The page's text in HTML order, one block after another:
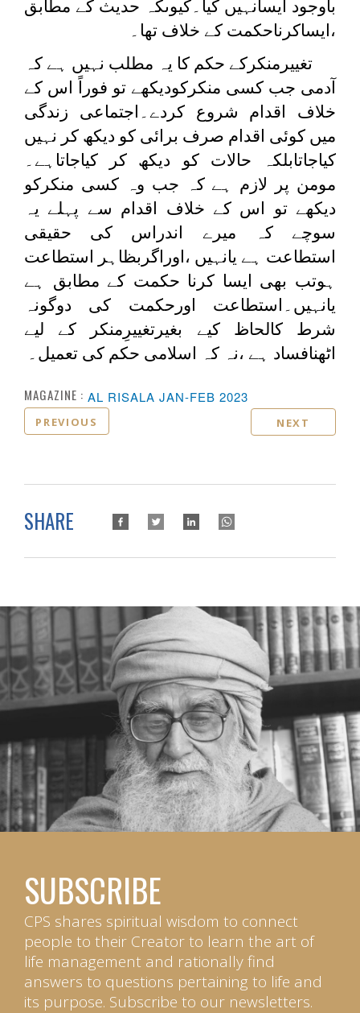
باوجود ایسانہیں کیا۔کیوںکہ حدیث کے مطابق
،ایساکرناحکمت کے خلاف تھا۔
تغییرمنکرکے حکم کا یہ مطلب نہیں ہے کہ
آدمی جب کسی منکرکودیکھے تو فوراً اس کے
خلاف اقدام شروع کردے۔اجتماعی زندگی
میں کوئی اقدام صرف برائی کو دیکھ کر نہیں
کیاجاتابلکہ حالات کو دیکھ کر کیاجاتاہے۔
مومن پر لازم ہے کہ جب وہ کسی منکرکو
دیکھے تو اس کے خلاف اقدام سے پہلے یہ
سوچے کہ میرے اندراس کی حقیقی
استطاعت ہے یانہیں ،اوراگربظاہر استطاعت
ہوتب بھی ایسا کرنا حکمت کے مطابق ہے
یانہیں۔استطاعت اورحکمت کی دوگونہ
شرط کالحاظ کیے بغیرتغییرِمنکر کے لیے
اٹھنافساد ہے ،نہ کہ اسلامی حکم کی تعمیل۔
MAGAZINE : AL RISALA JAN-FEB 2023
PREVIOUS NEXT
SHARE
SUBSCRIBE
CPS shares spiritual wisdom to connect
people to their Creator to learn the art of
life management and rationally find
answers to questions pertaining to life and
its purpose. Subscribe to our newsletters.